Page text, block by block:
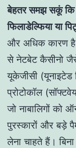
बेहतर समझ सकूं कि
फिलाडेल्फिया या
और अधिक कारण है
से नेटबेट कैसीनो
यूकेजीसी
प्रोटोकॉल
जो नाबालिगों
पुरस्कारों और बड़े
लेना चाहते हैं।